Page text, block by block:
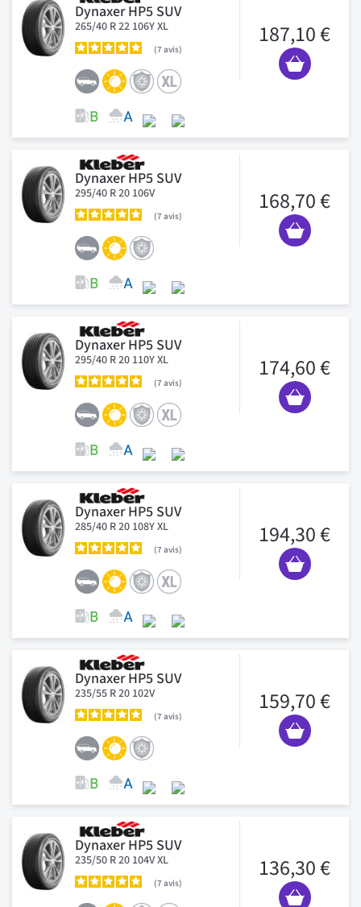
Dynaxer HP5 SUV
265/40 R 22 106Y XL
7 avis
187,10 €
Dynaxer HP5 SUV
295/40 R 20 106V
7 avis
168,70 €
Dynaxer HP5 SUV
295/40 R 20 110Y XL
7 avis
174,60 €
Dynaxer HP5 SUV
285/40 R 20 108Y XL
7 avis
194,30 €
Dynaxer HP5 SUV
235/55 R 20 102V
7 avis
159,70 €
Dynaxer HP5 SUV
235/50 R 20 104V XL
7 avis
136,30 €